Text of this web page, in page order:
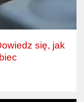
się, jak